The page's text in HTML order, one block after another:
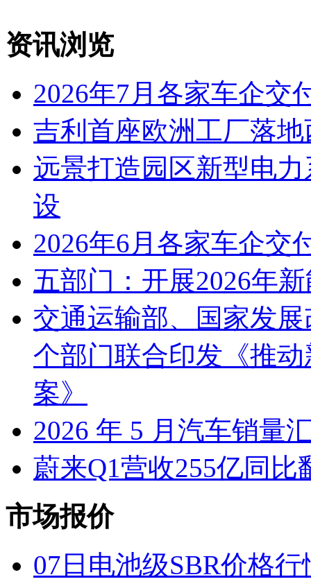
资讯浏览
2026年7月各家车企交
吉利首座欧洲工厂落
远景打造园区新型电
设
2026年6月各家车企交
五部门：开展2026年
交通运输部、国家发
个部门联合印发《推
案》
2026 年 5 月汽车销量
蔚来Q1营收255亿同
市场报价
07日电池级SBR价格行